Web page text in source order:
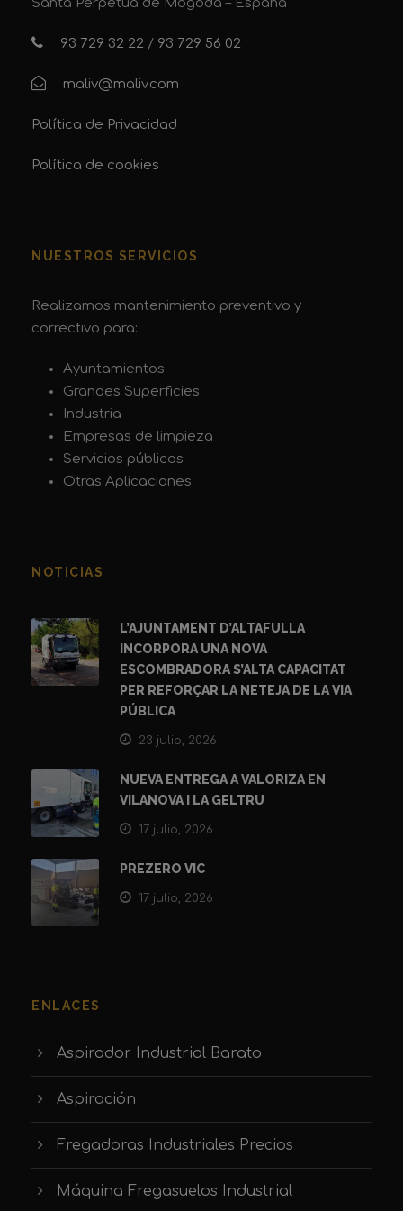
93 729 32 22 / 93 729 56 02
maliv@maliv.com
Política de Privacidad
Política de cookies
NUESTROS SERVICIOS
Realizamos mantenimiento preventivo y
correctivo para:
Ayuntamientos
Grandes Superficies
Industria
Empresas de limpieza
Servicios públicos
Otras Aplicaciones
NOTICIAS
L’AJUNTAMENT D’ALTAFULLA
INCORPORA UNA NOVA
ESCOMBRADORA S’ALTA CAPACITAT
PER REFORÇAR LA NETEJA DE LA VIA
PÚBLICA
23 julio, 2026
NUEVA ENTREGA A VALORIZA EN
VILANOVA I LA GELTRU
17 julio, 2026
PREZERO VIC
17 julio, 2026
ENLACES
Aspirador Industrial Barato
Aspiración
Fregadoras Industriales Precios
Máquina Fregasuelos Industrial